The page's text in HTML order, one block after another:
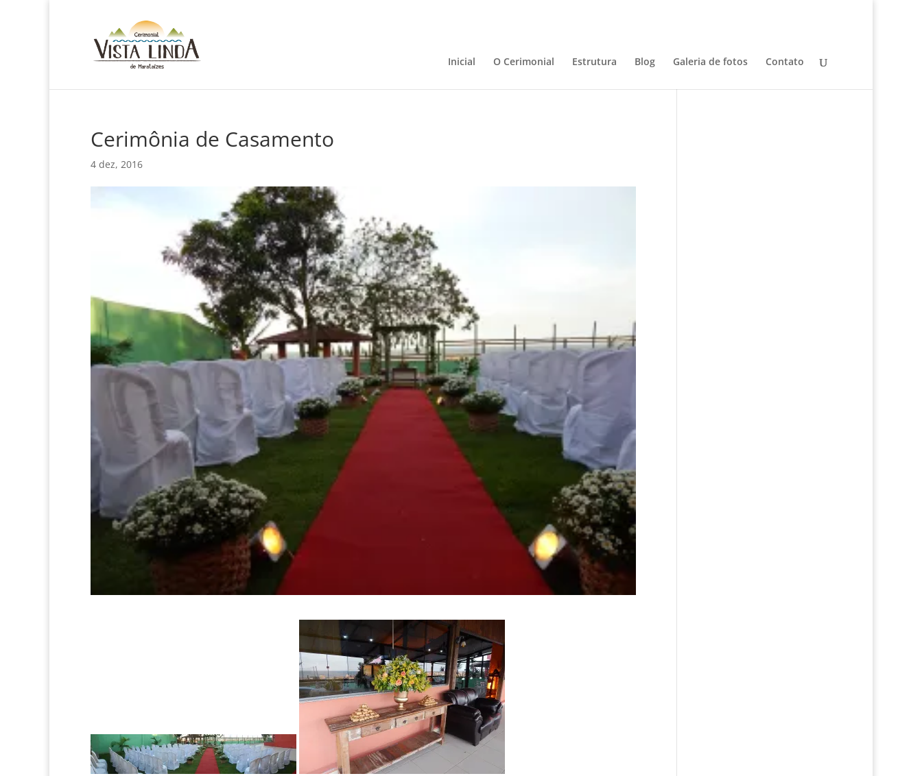
Inicial O Cerimonial Estrutura Blog Galeria de fotos Contato
Cerimônia de Casamento
4 dez, 2016